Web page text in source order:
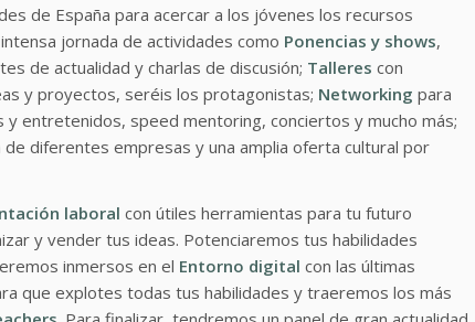
de España para acercar a los jóvenes los recursos
jornada de actividades como Ponencias y shows,
de actualidad y charlas de discusión; Talleres con
y proyectos, seréis los protagonistas; Networking para
entretenidos, speed mentoring, conciertos y mucho más;
de diferentes empresas y una amplia oferta cultural por
laboral con útiles herramientas para tu futuro
y vender tus ideas. Potenciaremos tus habilidades
inmersos en el Entorno digital con las últimas
que explotes todas tus habilidades y traeremos los más